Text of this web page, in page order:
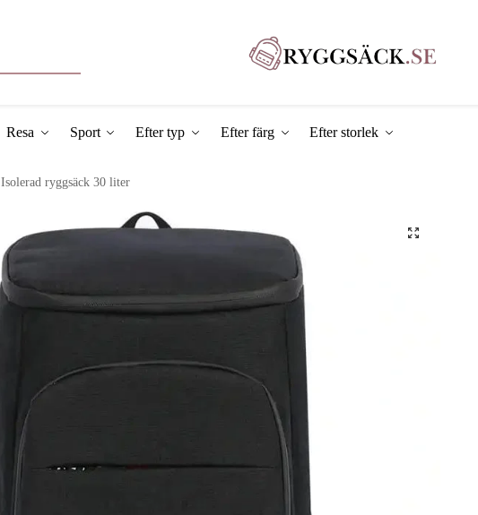
Resa Sport Efter typ Efter färg Efter storlek
Isolerad ryggsäck 30 liter